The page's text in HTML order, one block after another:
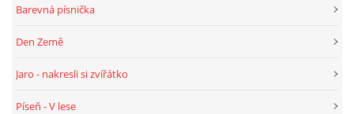
VÝTVARNÉ AKTIVITY - ZIMA
Barevná písnička
Den Země
Jaro - nakresli si zvířátko
Píseň - V lese